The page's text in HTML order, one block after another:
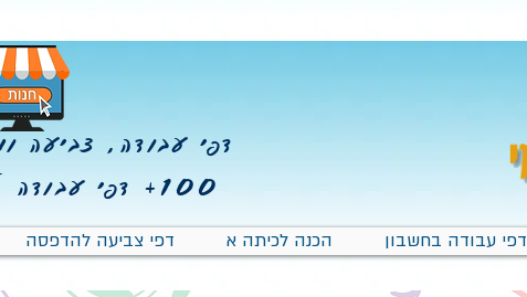
דפי עבודה, צביעה
דפי
דפי עבודה בחשבון הכנה לכיתה א דפי צביעה להדפסה